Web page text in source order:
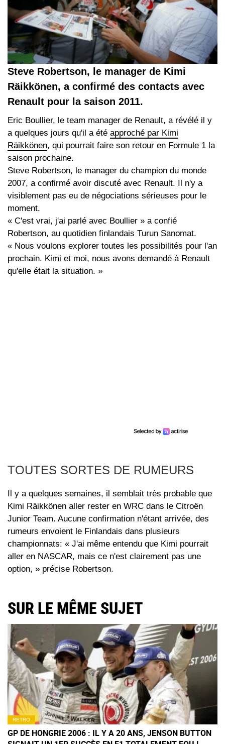
Steve Robertson, le manager de Kimi
Räikkönen, a confirmé des contacts avec
Renault pour la saison 2011.
Eric Boullier, le team manager de Renault, a révélé il y
a quelques jours qu'il a été approché par Kimi
Räikkönen, qui pourrait faire son retour en Formule 1 la
saison prochaine.
Steve Robertson, le manager du champion du monde
2007, a confirmé avoir discuté avec Renault. Il n'y a
visiblement pas eu de négociations sérieuses pour le
moment.
« C'est vrai, j'ai parlé avec Boullier » a confié
Robertson, au quotidien finlandais Turun Sanomat.
« Nous voulons explorer toutes les possibilités pour l'an
prochain. Kimi et moi, nous avons demandé à Renault
qu'elle était la situation. »
TOUTES SORTES DE RUMEURS
Il y a quelques semaines, il semblait très probable que
Kimi Räikkönen aller rester en WRC dans le Citroën
Junior Team. Aucune confirmation n'étant arrivée, des
rumeurs envoient le Finlandais dans plusieurs
championnats: « J'ai même entendu que Kimi pourrait
aller en NASCAR, mais ce n'est clairement pas une
option, » précise Robertson.
SUR LE MÊME SUJET
RETRO
GP DE HONGRIE 2006 : IL Y A 20 ANS, JENSON BUTTON